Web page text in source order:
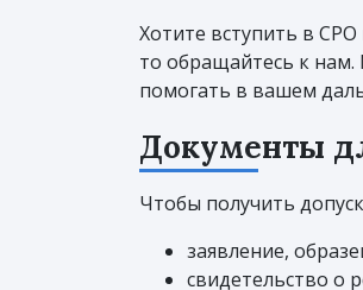
Хотите вступить в
то обращайтесь к
помогать в вашем
Документы
Чтобы получить
заявление,
свидетельство о